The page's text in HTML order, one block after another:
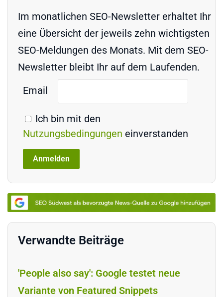
Im monatlichen SEO-Newsletter erhaltet Ihr
eine Übersicht der jeweils zehn wichtigsten
SEO-Meldungen des Monats. Mit dem SEO-
Newsletter bleibt Ihr auf dem Laufenden.
Email
Ich bin mit den
Nutzungsbedingungen einverstanden
Verwandte Beiträge
'People also say': Google testet neue
Variante von Featured Snippets